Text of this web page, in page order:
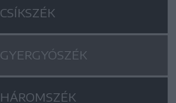
CSÍKSZÉK
GYERGYÓSZÉK
HÁROMSZÉK